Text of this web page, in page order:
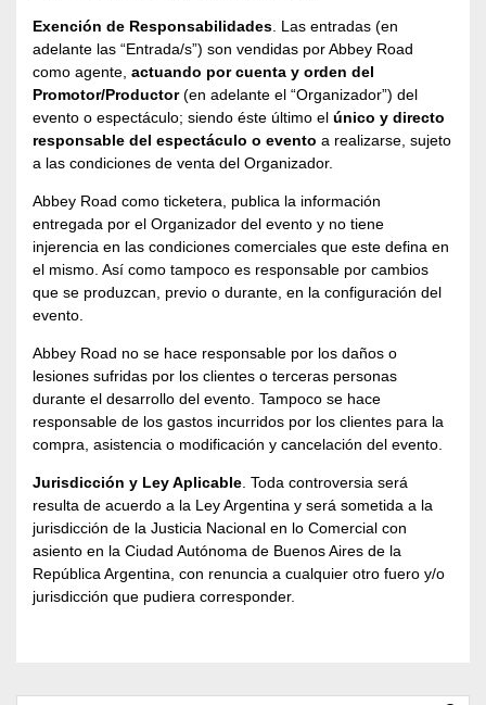
Exención de Responsabilidades . Las entradas (en
adelante las “Entrada/s”) son vendidas por Abbey Road
como agente, actuando por cuenta y orden del
Promotor/Productor(en adelante el “Organizador”) del
evento o espectáculo; siendo éste último el único y directo
responsable del espectáculo o evento a realizarse, sujeto
a las condiciones de venta del Organizador.
Abbey Road como ticketera, publica la información
entregada por el Organizador del evento y no tiene
injerencia en las condiciones comerciales que este defina en
el mismo. Así como tampoco es responsable por cambios
que se produzcan, previo o durante, en la configuración del
evento.
Abbey Road no se hace responsable por los daños o
lesiones sufridas por los clientes o terceras personas
durante el desarrollo del evento. Tampoco se hace
responsable de los gastos incurridos por los clientes para la
compra, asistencia o modificación y cancelación del evento.
Jurisdicción y Ley Aplicable . Toda controversia será
resulta de acuerdo a la Ley Argentina y será sometida a la
jurisdicción de la Justicia Nacional en lo Comercial con
asiento en la Ciudad Autónoma de Buenos Aires de la
República Argentina, con renuncia a cualquier otro fuero y/o
jurisdicción que pudiera corresponder.